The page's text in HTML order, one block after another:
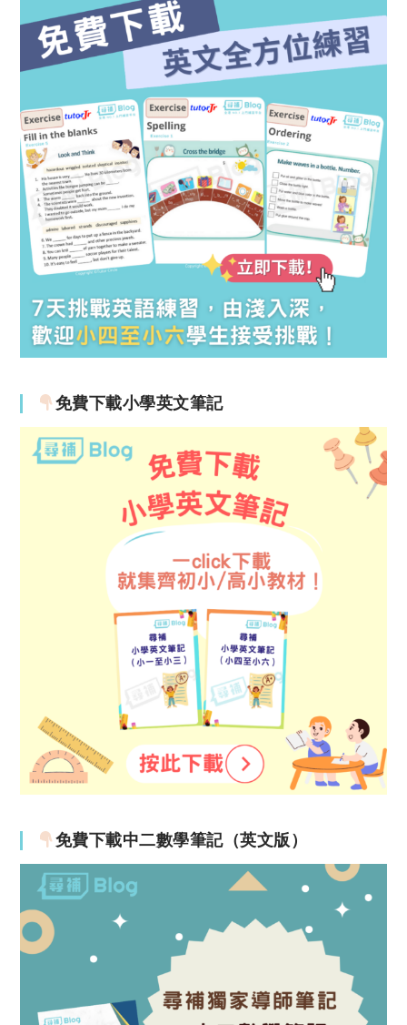
免費下載小學英文筆記
免費下載中二數學筆記（英文版）